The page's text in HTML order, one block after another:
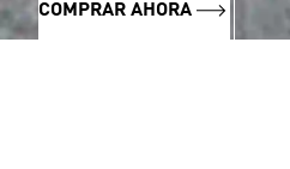
COMPRAR AHORA